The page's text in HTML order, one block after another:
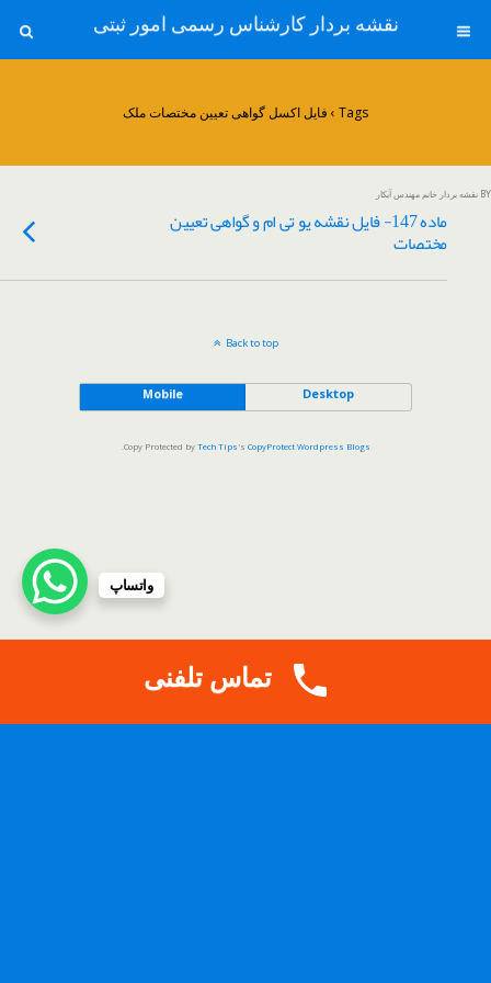
نقشه بردار کارشناس رسمی امور ثبتی
Tags › فایل اکسل گواهی تعیین مختصات ملک
BY نقشه بردار خانم مهندس آبکار
ماده 147- فایل نقشه یو تی ام و گواهی تعیین
مختصات
Back to top
Mobile Desktop
Copy Protected by Tech Tips 's CopyProtect Wordpress Blogs
.
واتساپ
تماس تلفنی